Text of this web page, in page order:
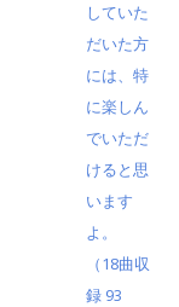
していた
だいた方
には、特
に楽しん
でいただ
けると思
います
よ。
（18曲収
録 93